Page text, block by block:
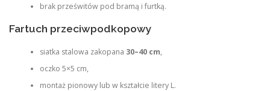
brak prześwitów pod bramą i furtką.
Fartuch przeciwpodkopowy
siatka stalowa zakopana 30–40 cm,
oczko 5×5 cm,
montaż pionowy lub w kształcie litery L.